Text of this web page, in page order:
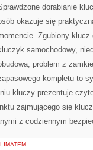
dorabianie
okazuje się
Zgubiony
samochodowy,
problem z
kompletu to
kluczy prezentuje
zajmującego się
z codziennym